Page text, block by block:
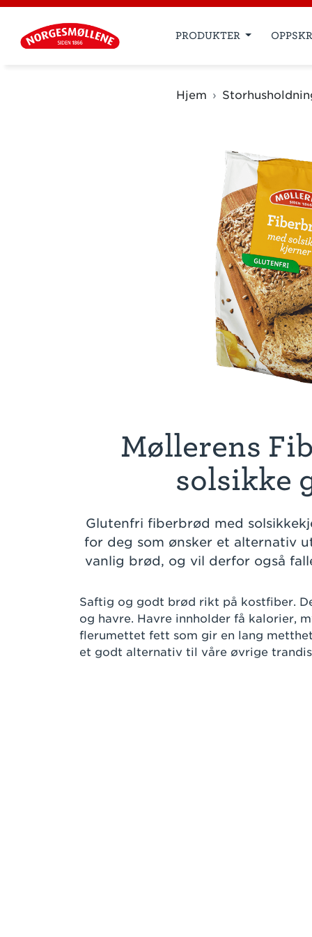
PRODUKTER
Hjem
Møllerens
solsikke
Glutenfri fiberbrød med
for deg som ønsker et alternativ
vanlig brød, og vil derfor også
Saftig og godt brød rikt på kostfiber.
og havre. Havre innholder få kalorier,
flerumettet fett som gir en lang
et godt alternativ til våre øvrige